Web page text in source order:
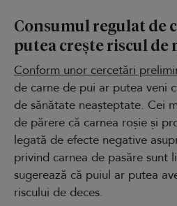
Consumul regulat de
putea crește riscul
Conform unor cercetări
de carne de pui ar putea veni
de sănătate neașteptate. Cei
de părere că carnea roșie și
legată de efecte negative
privind carnea de pasăre sunt
sugerează că puiul ar putea
riscului de deces.